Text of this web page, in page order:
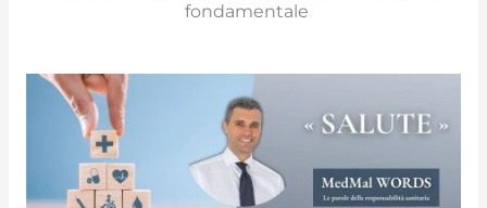
fondamentale